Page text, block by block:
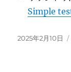
Simple
投
2025年2月10日